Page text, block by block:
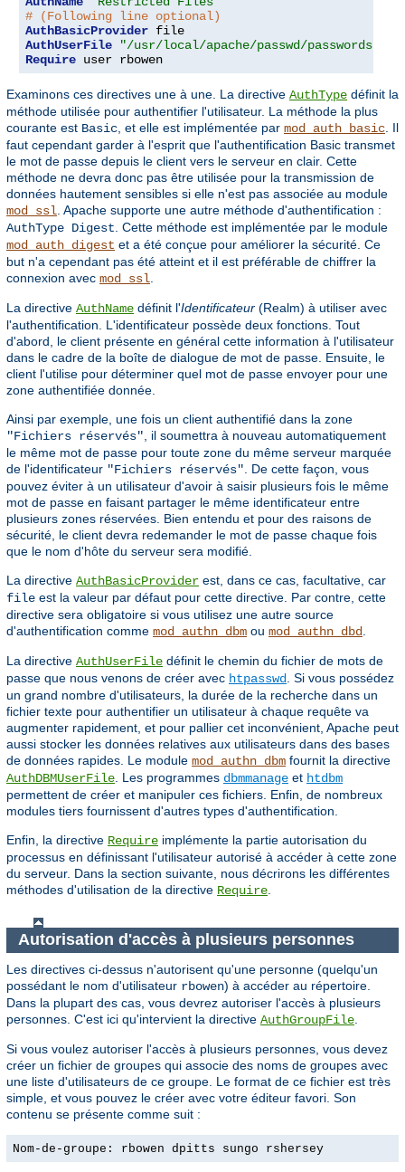
# (Following line optional)
AuthBasicProvider
AuthUserFile
"/usr/local/apache/passwd/passwords"
Require user rbowen
Examinons ces directives une à une. La directive AuthType définit la
méthode utilisée pour authentifier l'utilisateur. La méthode la plus
courante est Basic , et elle est implémentée par mod_auth_basic . Il
faut cependant garder à l'esprit que l'authentification Basic transmet
le mot de passe depuis le client vers le serveur en clair. Cette
méthode ne devra donc pas être utilisée pour la transmission de
données hautement sensibles si elle n'est pas associée au module
mod_ssl . Apache supporte une autre méthode d'authentification :
AuthType Digest . Cette méthode est implémentée par le module
mod_auth_digest et a été conçue pour améliorer la sécurité. Ce
but n'a cependant pas été atteint et il est préférable de chiffrer la
connexion avec mod_ssl
La directive AuthName définit l'Identificateur (Realm) à utiliser avec
l'authentification. L'identificateur possède deux fonctions. Tout
d'abord, le client présente en général cette information à l'utilisateur
dans le cadre de la boîte de dialogue de mot de passe. Ensuite, le
client l'utilise pour déterminer quel mot de passe envoyer pour une
zone authentifiée donnée.
Ainsi par exemple, une fois un client authentifié dans la zone
"Fichiers réservés" , il soumettra à nouveau automatiquement
le même mot de passe pour toute zone du même serveur marquée
de l'identificateur "Fichiers réservés" . De cette façon, vous
pouvez éviter à un utilisateur d'avoir à saisir plusieurs fois le même
mot de passe en faisant partager le même identificateur entre
plusieurs zones réservées. Bien entendu et pour des raisons de
sécurité, le client devra redemander le mot de passe chaque fois
que le nom d'hôte du serveur sera modifié.
La directive AuthBasicProvider est, dans ce cas, facultative, car
file est la valeur par défaut pour cette directive. Par contre, cette
directive sera obligatoire si vous utilisez une autre source
d'authentification comme mod_authn_dbm ou mod_authn_dbd
La directive AuthUserFile définit le chemin du fichier de mots de
passe que nous venons de créer avec htpasswd
. Si vous possédez
un grand nombre d'utilisateurs, la durée de la recherche dans un
fichier texte pour authentifier un utilisateur à chaque requête va
augmenter rapidement, et pour pallier cet inconvénient, Apache peut
aussi stocker les données relatives aux utilisateurs dans des bases
de données rapides. Le module mod_authn_dbm fournit la directive
AuthDBMUserFile . Les programmes dbmmanage et htdbm
permettent de créer et manipuler ces fichiers. Enfin, de nombreux
modules tiers fournissent d'autres types d'authentification.
Enfin, la directive Require implémente la partie autorisation du
processus en définissant l'utilisateur autorisé à accéder à cette zone
du serveur. Dans la section suivante, nous décrirons les différentes
méthodes d'utilisation de la directive Require
Autorisation d'accès à plusieurs personnes
Les directives ci-dessus n'autorisent qu'une personne (quelqu'un
possédant le nom d'utilisateur rbowen) à accéder au répertoire.
Dans la plupart des cas, vous devrez autoriser l'accès à plusieurs
personnes. C'est ici qu'intervient la directive AuthGroupFile
Si vous voulez autoriser l'accès à plusieurs personnes, vous devez
créer un fichier de groupes qui associe des noms de groupes avec
une liste d'utilisateurs de ce groupe. Le format de ce fichier est très
simple, et vous pouvez le créer avec votre éditeur favori. Son
contenu se présente comme suit :
Nom-de-groupe: rbowen dpitts sungo rshersey